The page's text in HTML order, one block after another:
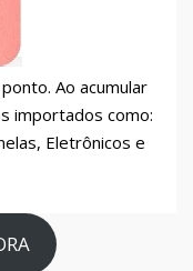
Ao acumular
importados como:
Eletrônicos e